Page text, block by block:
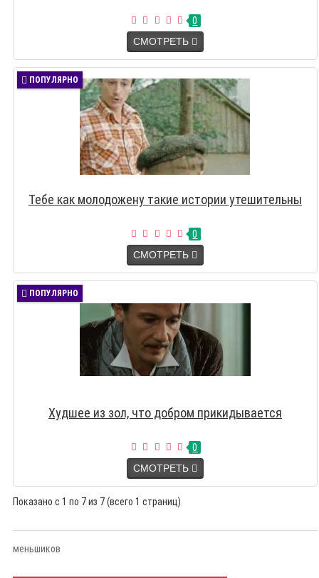
0
СМОТРЕТЬ
ПОПУЛЯРНО
Тебе как молодожену такие истории утешительны
0
СМОТРЕТЬ
ПОПУЛЯРНО
Худшее из зол, что добром прикидывается
0
СМОТРЕТЬ
Показано с 1 по 7 из 7 (всего 1 страниц)
меньшиков